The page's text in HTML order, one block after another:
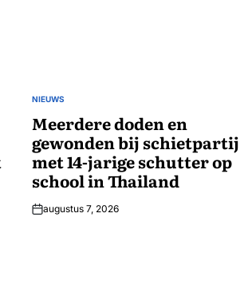
GEPLAATST
NIEUWS
Meerdere doden en
gewonden bij schietpartij
met 14-jarige schutter op
school in Thailand
augustus 7, 2026